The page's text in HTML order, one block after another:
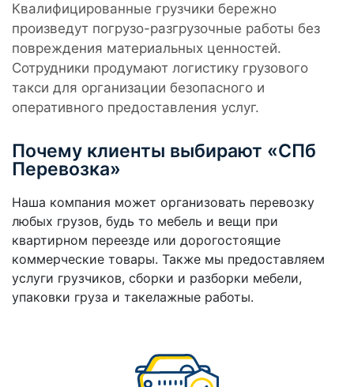
Квалифицированные грузчики бережно
произведут погрузо-разгрузочные работы без
повреждения материальных ценностей.
Сотрудники продумают логистику грузового
такси для организации безопасного и
оперативного предоставления услуг.
Почему клиенты выбирают «СПб
Перевозка»
Наша компания может организовать перевозку
любых грузов, будь то мебель и вещи при
квартирном переезде или дорогостоящие
коммерческие товары. Также мы предоставляем
услуги грузчиков, сборки и разборки мебели,
упаковки груза и такелажные работы.